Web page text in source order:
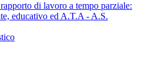
di lavoro a tempo parziale:
educativo ed A.T.A - A.S.